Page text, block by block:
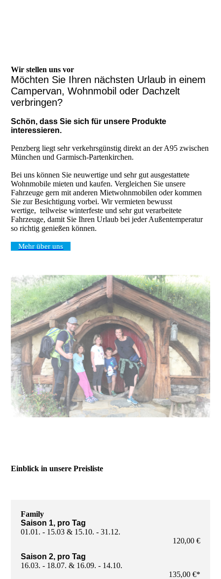
Wir stellen uns vor
Möchten Sie Ihren nächsten Urlaub in einem
Campervan, Wohnmobil oder Dachzelt
verbringen?
Schön, dass Sie sich für unsere Produkte
interessieren.
Penzberg liegt sehr verkehrsgünstig direkt an der A95 zwischen
München und Garmisch-Partenkirchen.
Bei uns können Sie neuwertige und sehr gut ausgestattete
Wohnmobile mieten und kaufen. Vergleichen Sie unsere
Fahrzeuge gern mit anderen Mietwohnmobilen oder kommen
Sie zur Besichtigung vorbei. Wir vermieten bewusst
wertige, teilweise winterfeste und sehr gut verarbeitete
Fahrzeuge, damit Sie Ihren Urlaub bei jeder Außentemperatur
so richtig genießen können.
Mehr über uns
Einblick in unsere Preisliste
Family
Saison 1, pro Tag
01.01. - 15.03 & 15.10. - 31.12.
120,00 €
Saison 2, pro Tag
16.03. - 18.07. & 16.09. - 14.10.
135,00 €*